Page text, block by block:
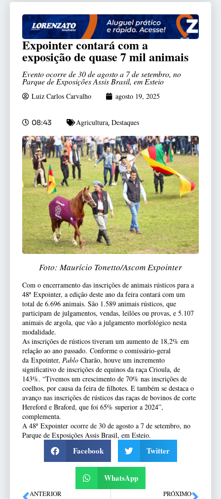
Expointer contará com a
exposição de quase 7 mil animais
Evento ocorre de 30 de agosto a 7 de setembro, no
Parque de Exposições Assis Brasil, em Esteio
Luiz Carlos Carvalho agosto 19, 2025
08:43 Agricultura, Destaques
Foto: Maurício Tonetto/Ascom Expointer
Com o encerramento das inscrições de animais rústicos para a
48ª Expointer, a edição deste ano da feira contará com um
total de 6.696 animais. São 1.589 animais rústicos, que
participam de julgamentos, vendas, leilões ou provas, e 5.107
animais de argola, que vão a julgamento morfológico nesta
modalidade.
As inscrições de rústicos tiveram um aumento de 18,2% em
relação ao ano passado. Conforme o comissário-geral
da Expointer, Pablo Charão, houve um incremento
significativo de inscrições de equinos da raça Crioula, de
143%. “Tivemos um crescimento de 70% nas inscrições de
coelhos, por causa da feira de filhotes. E também se destaca o
avanço nas inscrições de rústicos das raças de bovinos de corte
Hereford e Braford, que foi 65% superior a 2024”,
complementa.
A 48ª Expointer ocorre de 30 de agosto a 7 de setembro, no
Parque de Exposições Assis Brasil, em Esteio.
Facebook Twitter
WhatsApp
ANTERIOR PRÓXIMO